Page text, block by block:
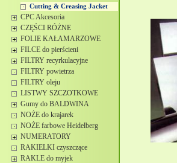
Cutting & Creasing Jacket
CPC Akcesoria
CZĘŚCI RÓŻNE
FOLIE KAŁAMARZOWE
FILCE do pierścieni
FILTRY recyrkulacyjne
FILTRY powietrza
FILTRY oleju
LISTWY SZCZOTKOWE
Gumy do BALDWINA
NOŻE do krajarek
NOŻE farbowe Heidelberg
NUMERATORY
RAKIELKI czyszczące
RAKLE do myjek